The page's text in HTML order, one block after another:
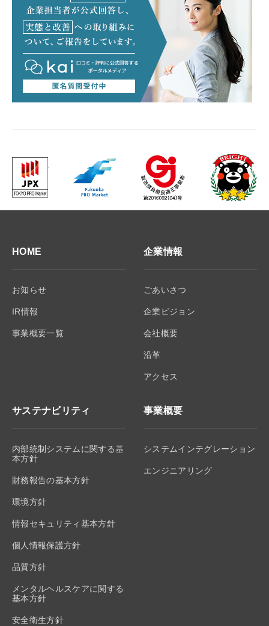
HOME
お知らせ
IR情報
事業概要一覧
企業情報
ごあいさつ
企業ビジョン
会社概要
沿革
アクセス
サステナビリティ
内部統制システムに関する基
本方針
財務報告の基本方針
環境方針
情報セキュリティ基本方針
個人情報保護方針
品質方針
メンタルヘルスケアに関する
基本方針
安全衛生方針
事業概要
システムインテグレーション
エンジニアリング